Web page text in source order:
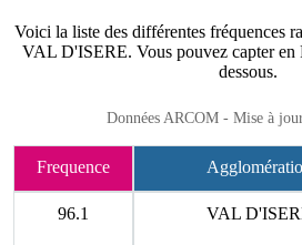
Voici la liste des différentes
VAL D'ISERE. Vous pouvez capter en
dessous.
Données ARCOM - Mise à
Frequence
96.1 VAL